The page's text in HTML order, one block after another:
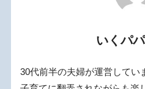
いくパ
30代前半の夫婦が運営してい